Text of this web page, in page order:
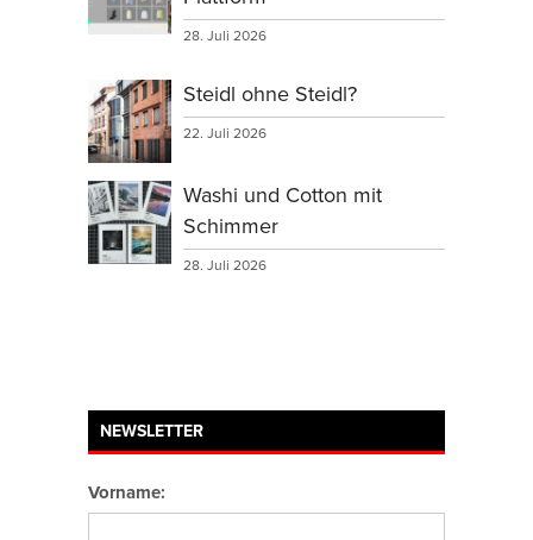
28. Juli 2026
Steidl ohne Steidl?
22. Juli 2026
Washi und Cotton mit
Schimmer
28. Juli 2026
NEWSLETTER
Vorname: